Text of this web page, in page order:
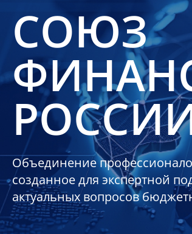
СОЮЗ
Объединение
созданное для экспертной
актуальных вопросов